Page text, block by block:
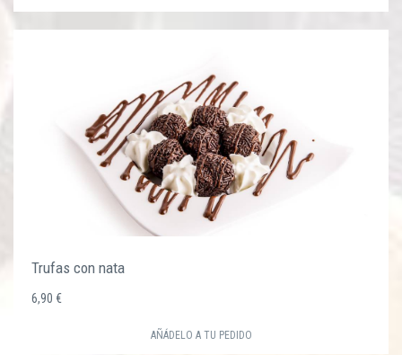
Trufas con nata
6,90 €
AÑÁDELO A TU PEDIDO